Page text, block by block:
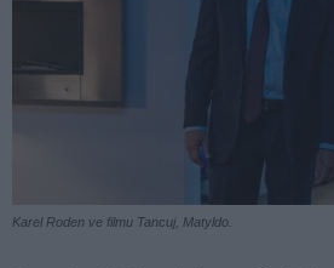
Karel Roden ve filmu Tancuj, Matyldo.